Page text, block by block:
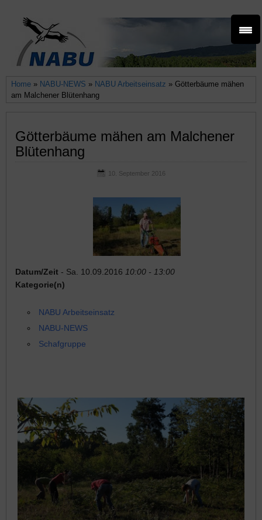
Home » NABU-NEWS » NABU Arbeitseinsatz » Götterbäume mähen
am Malchener Blütenhang
Götterbäume mähen am Malchener
Blütenhang
10. September 2016
Datum/Zeit - Sa. 10.09.2016 10:00 - 13:00
Kategorie(n)
NABU Arbeitseinsatz
NABU-NEWS
Schafgruppe